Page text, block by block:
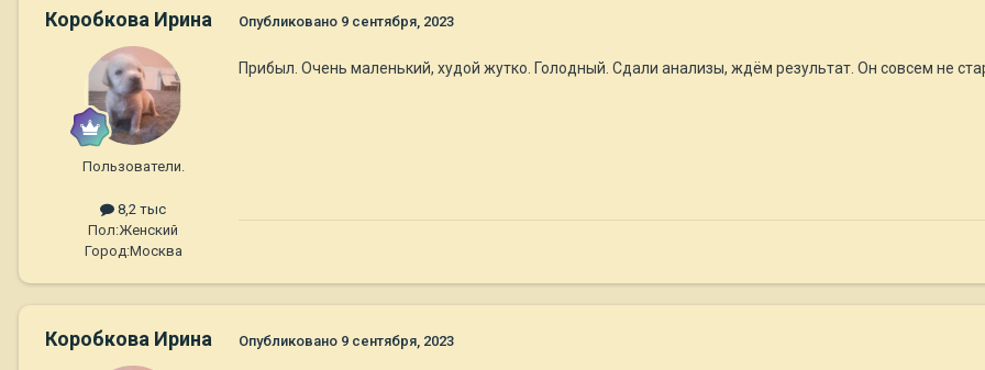
Коробкова Ирина
Пользователи.
8,2 тыс
Пол:Женский
Город:Москва
Опубликовано 9 сентября, 2023
Прибыл. Очень маленький, худой жутко. Голодный. Сдали анализы, ждём результат. Он совсем не
Коробкова Ирина Опубликовано 9 сентября, 2023